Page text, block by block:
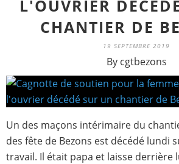
L'OUVRIER
CHANTIER DE
19 SEPTEMBRE 2019
By cgtbezons
Un des maçons intérimaire du
des fête de Bezons est décédé lundi
travail. Il était papa et laisse derrière